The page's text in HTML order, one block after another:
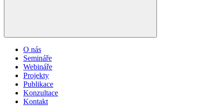
O nás
Semináře
Webináře
Projekty
Publikace
Konzultace
Kontakt